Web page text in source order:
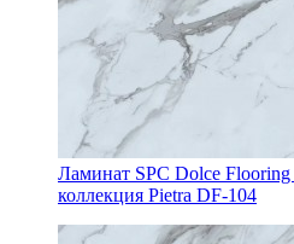
Ламинат SPC Dolce Flooring
коллекция Pietra DF-104